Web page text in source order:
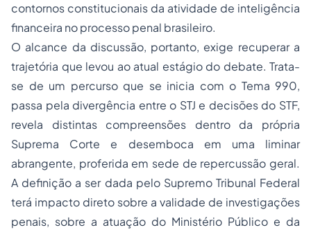
contornos constitucionais da atividade de inteligência
financeira no processo penal brasileiro.
O alcance da discussão, portanto, exige recuperar a
trajetória que levou ao atual estágio do debate. Trata-
se de um percurso que se inicia com o Tema 990,
passa pela divergência entre o STJ e decisões do STF,
revela distintas compreensões dentro da própria
Suprema Corte e desemboca em uma liminar
abrangente, proferida em sede de repercussão geral.
A definição a ser dada pelo Supremo Tribunal Federal
terá impacto direto sobre a validade de investigações
penais, sobre a atuação do Ministério Público e da